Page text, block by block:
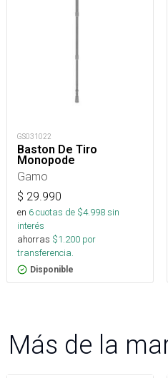
GS031022
Baston De Tiro
Monopode
Gamo
$ 29.990
en 6cuotas de $4.998sin
interés
ahorras $1.200 por
transferencia.
Disponible
Más de la